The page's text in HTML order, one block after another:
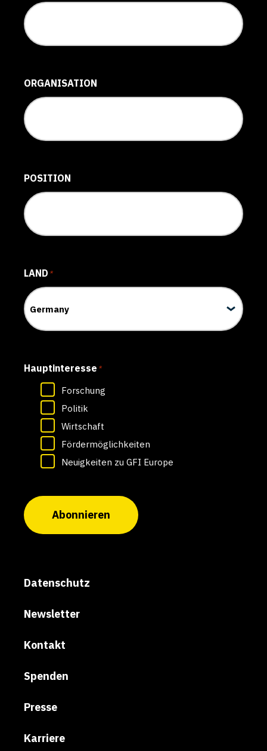
ORGANISATION
POSITION
LAND *
Hauptinteresse *
Forschung
Politik
Wirtschaft
Fördermöglichkeiten
Neuigkeiten zu GFI Europe
Abonnieren
Datenschutz
Newsletter
Kontakt
Spenden
Presse
Karriere